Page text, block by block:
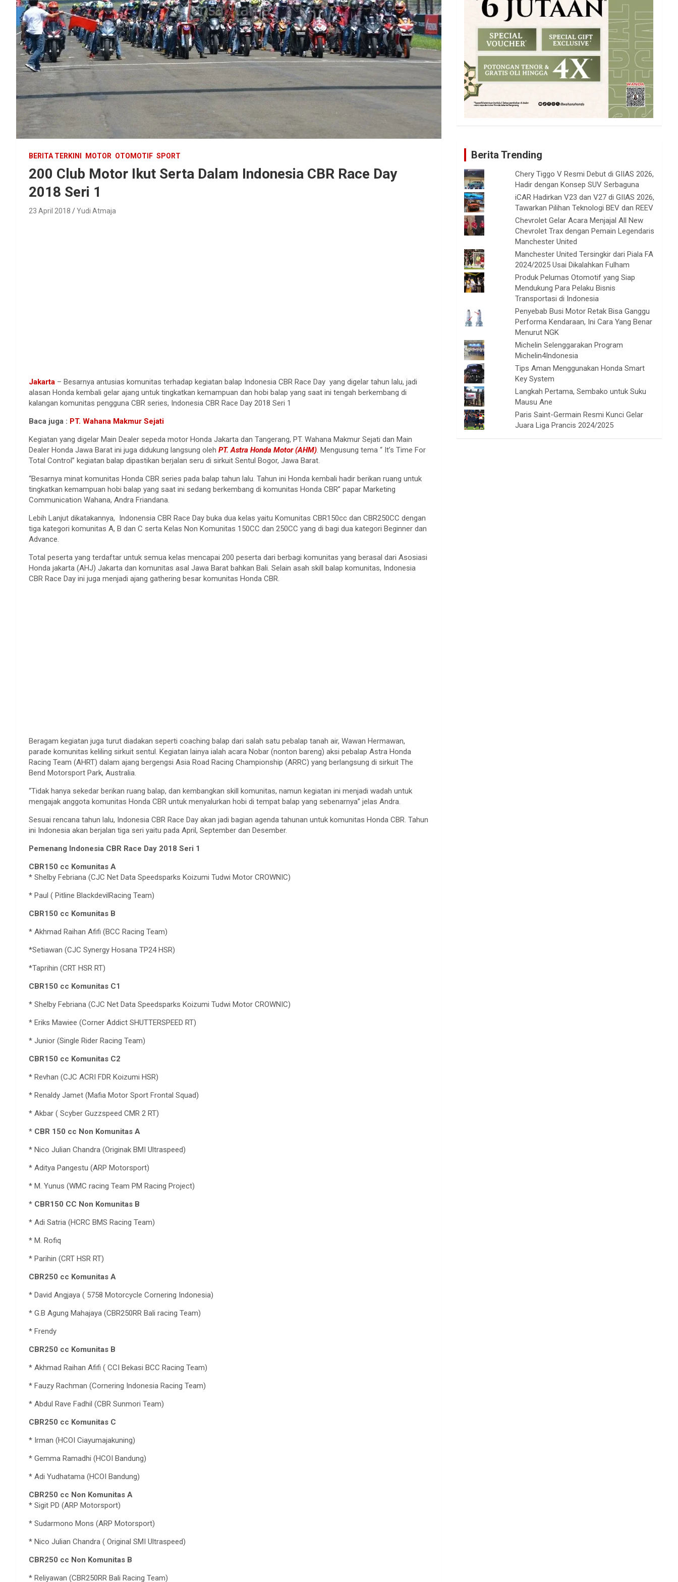
BERITA TERKINI MOTOR OTOMOTIF SPORT
200 Club Motor Ikut Serta Dalam Indonesia CBR Race Day
2018 Seri 1
23 April 2018 Yudi Atmaja
Jakarta – Besarnya antusias komunitas terhadap kegiatan balap Indonesia CBR Race Day yang digelar tahun lalu, jadi
alasan Honda kembali gelar ajang untuk tingkatkan kemampuan dan hobi balap yang saat ini tengah berkembang di
kalangan komunitas pengguna CBR series, Indonesia CBR Race Day 2018 Seri 1
Baca juga : PT. Wahana Makmur Sejati
Kegiatan yang digelar Main Dealer sepeda motor Honda Jakarta dan Tangerang, PT. Wahana Makmur Sejati dan Main
Dealer Honda Jawa Barat ini juga didukung langsung oleh PT. Astra Honda Motor (AHM). Mengusung tema “ It’s Time For
Total Control” kegiatan balap dipastikan berjalan seru di sirkuit Sentul Bogor, Jawa Barat.
“Besarnya minat komunitas Honda CBR series pada balap tahun lalu. Tahun ini Honda kembali hadir berikan ruang untuk
tingkatkan kemampuan hobi balap yang saat ini sedang berkembang di komunitas Honda CBR” papar Marketing
Communication Wahana, Andra Friandana.
Lebih Lanjut dikatakannya, Indonensia CBR Race Day buka dua kelas yaitu Komunitas CBR150cc dan CBR250CC dengan
tiga kategori komunitas A, B dan C serta Kelas Non Komunitas 150CC dan 250CC yang di bagi dua kategori Beginner dan
Advance.
Total peserta yang terdaftar untuk semua kelas mencapai 200 peserta dari berbagi komunitas yang berasal dari Asosiasi
Honda jakarta (AHJ) Jakarta dan komunitas asal Jawa Barat bahkan Bali. Selain asah skill balap komunitas, Indonesia
CBR Race Day ini juga menjadi ajang gathering besar komunitas Honda CBR.
Beragam kegiatan juga turut diadakan seperti coaching balap dari salah satu pebalap tanah air, Wawan Hermawan,
parade komunitas keliling sirkuit sentul. Kegiatan lainya ialah acara Nobar (nonton bareng) aksi pebalap Astra Honda
Racing Team (AHRT) dalam ajang bergengsi Asia Road Racing Championship (ARRC) yang berlangsung di sirkuit The
Bend Motorsport Park, Australia.
“Tidak hanya sekedar berikan ruang balap, dan kembangkan skill komunitas, namun kegiatan ini menjadi wadah untuk
mengajak anggota komunitas Honda CBR untuk menyalurkan hobi di tempat balap yang sebenarnya” jelas Andra.
Sesuai rencana tahun lalu, Indonesia CBR Race Day akan jadi bagian agenda tahunan untuk komunitas Honda CBR. Tahun
ini Indonesia akan berjalan tiga seri yaitu pada April, September dan Desember.
Pemenang Indonesia CBR Race Day 2018 Seri 1
CBR150 cc Komunitas A
* Shelby Febriana (CJC Net Data Speedsparks Koizumi Tudwi Motor CROWNIC)
* Paul ( Pitline BlackdevilRacing Team)
CBR150 cc Komunitas B
* Akhmad Raihan Afifi (BCC Racing Team)
*Setiawan (CJC Synergy Hosana TP24 HSR)
*Taprihin (CRT HSR RT)
CBR150 cc Komunitas C1
* Shelby Febriana (CJC Net Data Speedsparks Koizumi Tudwi Motor CROWNIC)
* Eriks Mawiee (Corner Addict SHUTTERSPEED RT)
* Junior (Single Rider Racing Team)
CBR150 cc Komunitas C2
* Revhan (CJC ACRI FDR Koizumi HSR)
* Renaldy Jamet (Mafia Motor Sport Frontal Squad)
* Akbar ( Scyber Guzzspeed CMR 2 RT)
* CBR 150 cc Non Komunitas A
* Nico Julian Chandra (Originak BMI Ultraspeed)
* Aditya Pangestu (ARP Motorsport)
* M. Yunus (WMC racing Team PM Racing Project)
* CBR150 CC Non Komunitas B
* Adi Satria (HCRC BMS Racing Team)
* M. Rofiq
* Parihin (CRT HSR RT)
CBR250 cc Komunitas A
* David Angjaya ( 5758 Motorcycle Cornering Indonesia)
* G.B Agung Mahajaya (CBR250RR Bali racing Team)
* Frendy
CBR250 cc Komunitas B
* Akhmad Raihan Afifi ( CCI Bekasi BCC Racing Team)
* Fauzy Rachman (Cornering Indonesia Racing Team)
* Abdul Rave Fadhil (CBR Sunmori Team)
CBR250 cc Komunitas C
* Irman (HCOI Ciayumajakuning)
* Gemma Ramadhi (HCOI Bandung)
* Adi Yudhatama (HCOI Bandung)
CBR250 cc Non Komunitas A
* Sigit PD (ARP Motorsport)
* Sudarmono Mons (ARP Motorsport)
* Nico Julian Chandra ( Original SMI Ultraspeed)
CBR250 cc Non Komunitas B
* Reliyawan (CBR250RR Bali Racing Team)
Berita Trending
Chery Tiggo V Resmi Debut di GIIAS 2026,
Hadir dengan Konsep SUV Serbaguna
iCAR Hadirkan V23 dan V27 di GIIAS 2026,
Tawarkan Pilihan Teknologi BEV dan REEV
Chevrolet Gelar Acara Menjajal All New
Chevrolet Trax dengan Pemain Legendaris
Manchester United
Manchester United Tersingkir dari Piala FA
2024/2025 Usai Dikalahkan Fulham
Produk Pelumas Otomotif yang Siap
Mendukung Para Pelaku Bisnis
Transportasi di Indonesia
Penyebab Busi Motor Retak Bisa Ganggu
Performa Kendaraan, Ini Cara Yang Benar
Menurut NGK
Michelin Selenggarakan Program
Michelin4Indonesia
Tips Aman Menggunakan Honda Smart
Key System
Langkah Pertama, Sembako untuk Suku
Mausu Ane
Paris Saint-Germain Resmi Kunci Gelar
Juara Liga Prancis 2024/2025